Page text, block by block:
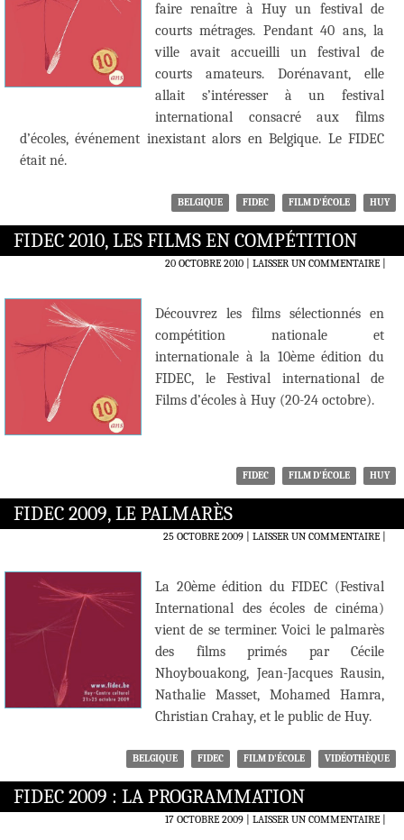
faire renaître à Huy un festival de
courts métrages. Pendant 40 ans, la
ville avait accueilli un festival de
courts amateurs. Dorénavant, elle
allait s’intéresser à un festival
international consacré aux films
d’écoles, événement inexistant alors en Belgique. Le FIDEC
était né.
BELGIQUE FIDEC FILM D'ÉCOLE HUY
FIDEC 2010, LES FILMS EN COMPÉTITION
20 OCTOBRE 2010 LAISSER UN COMMENTAIRE|
Découvrez les films sélectionnés en
compétition nationale et
internationale à la 10ème édition du
FIDEC, le Festival international de
Films d’écoles à Huy (20-24 octobre).
FIDEC FILM D'ÉCOLE HUY
FIDEC 2009, LE PALMARÈS
25 OCTOBRE 2009 LAISSER UN COMMENTAIRE|
La 20ème édition du FIDEC (Festival
International des écoles de cinéma)
vient de se terminer. Voici le palmarès
des films primés par Cécile
Nhoybouakong, Jean-Jacques Rausin,
Nathalie Masset, Mohamed Hamra,
Christian Crahay, et le public de Huy.
BELGIQUE FIDEC FILM D'ÉCOLE VIDÉOTHÈQUE
FIDEC 2009 : LA PROGRAMMATION
17 OCTOBRE 2009 LAISSER UN COMMENTAIRE|